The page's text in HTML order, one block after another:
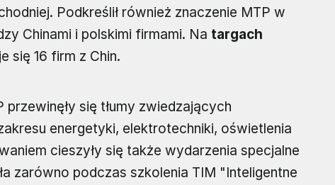
Podkreślił również znaczenie MTP w
Chinami i polskimi firmami. Na targach
się 16 firm z Chin.
się tłumy zwiedzających
energetyki, elektrotechniki, oświetlenia
cieszyły się także wydarzenia specjalne
zarówno podczas szkolenia TIM "Inteligentne